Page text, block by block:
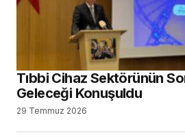
Tıbbi Cihaz Sektörünün
Geleceği Konuşuldu
29 Temmuz 2026